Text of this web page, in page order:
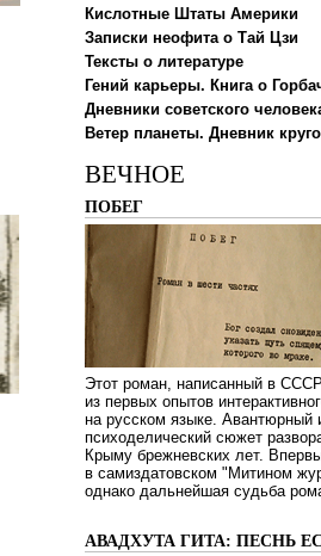
Кислотные Штаты Америки
Записки неофита о Тай Цзи
Тексты о литературе
Гений карьеры. Книга о
Дневники советского
Ветер планеты. Дневник
ВЕЧНОЕ
ПОБЕГ
Этот роман, написанный в
из первых опытов
на русском языке. Авантюрный
психоделический сюжет
Крыму брежневских лет.
в самиздатовском "Митином
однако дальнейшая судьба
АВАДХУТА ГИТА: ПЕСНЬ